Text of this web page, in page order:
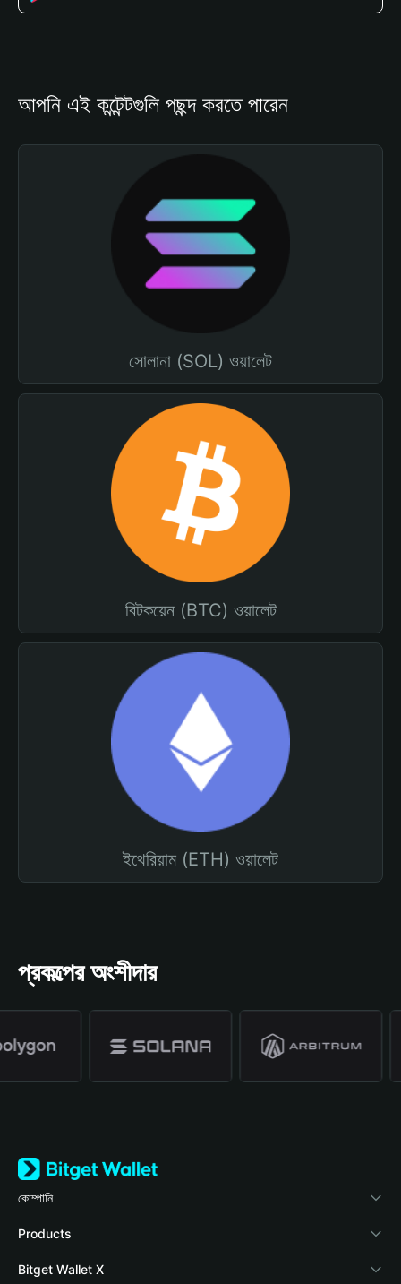
আপনি এই কন্টেন্টগুলি পছন্দ করতে পারেন
সোলানা (SOL) ওয়ালেট
বিটকয়েন (BTC) ওয়ালেট
ইথেরিয়াম (ETH) ওয়ালেট
প্রকল্পের অংশীদার
কোম্পানি
Bitget Wallet সম্পর্কে
ব্লগ
Products
Crypto Card
Bitget Wallet X